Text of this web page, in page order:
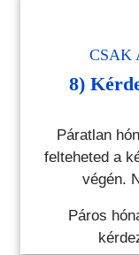
CSAK
8)
Páratlan
felteheted a
végén.
Páros